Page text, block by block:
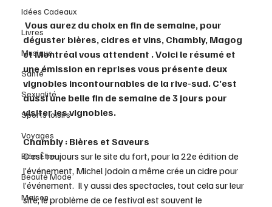
Idées Cadeaux
Livres
Musique
Santé
Sexualité
Sports loisirs
Voyages
Bien-Être
Beauté Mode
Maison
Vous aurez du choix en fin de semaine, pour
déguster bières, cidres et vins, Chambly, Magog
et Montréal vous attendent . Voici le résumé et
une émission en reprises vous présente deux
vignobles incontournables de la rive-sud. C’est
aussi une belle fin de semaine de 3 jours pour
visiter les vignobles.
Chambly : Bières et Saveurs
C’est toujours sur le site du fort, pour la 22e édition de
l’événement, Michel Jodoin a même crée un cidre pour
l’événement.  Il y aussi des spectacles, tout cela sur leur
site, le problème de ce festival est souvent le